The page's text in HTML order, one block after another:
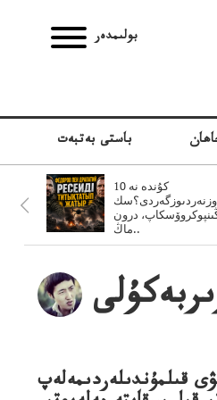
بولىمدەر
باستى بەتبەت
10 كۇندە نە
وزنەردىوزگەردى؟سك
درون
ماڭ..
قىلمۇندىلەردىمەلەپ